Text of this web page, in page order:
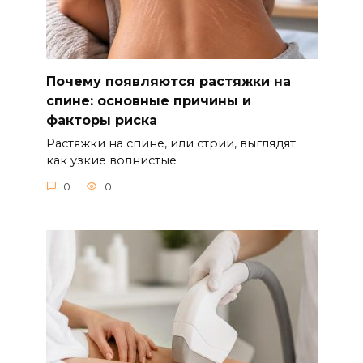
Почему появляются растяжки на
спине: основные причины и
факторы риска
Растяжки на спине, или стрии, выглядят
как узкие волнистые
0 0